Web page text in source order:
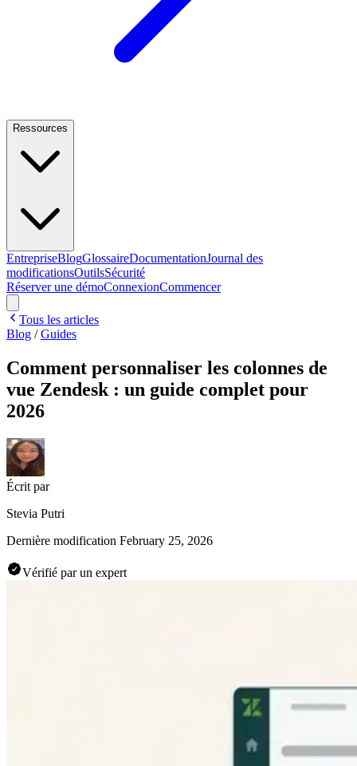
Ressources
EntrepriseBlogGlossaireDocumentationJournal des
modificationsOutilsSécurité
Réserver une démoConnexionCommencer
Tous les articles
Blog /Guides
Comment personnaliser les colonnes de
vue Zendesk : un guide complet pour
2026
Écrit par
Stevia Putri
Dernière modification February 25, 2026
Vérifié par un expert